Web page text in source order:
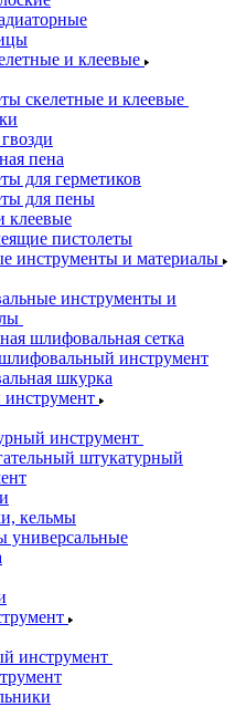
и клеевые
скелетные и клеевые
пена
для герметиков
для пены
клеевые
пистолеты
инструменты и материалы
инструменты и
шлифовальная сетка
инструмент
шкурка
инструмент
штукатурный
кельмы
универсальные
инструмент